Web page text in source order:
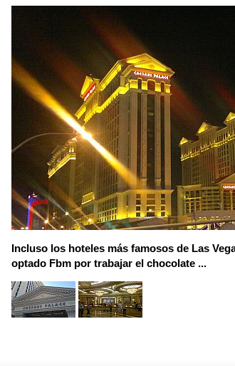
Incluso los hoteles más famosos de Las
optado Fbm por trabajar el chocolate ...